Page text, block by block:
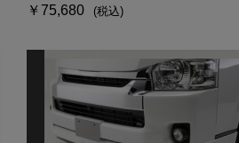
￥75,680 (税込)